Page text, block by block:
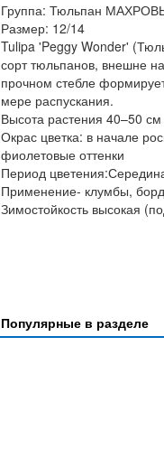
Группа: Тюльпан
Размер: 12/14
Tulipa 'Peggy Wonder'
сорт тюльпанов, внешне
прочном стебле
мере распускания.
Высота растения 40–50
Окрас цветка: в начале
фиолетовые оттенки
Период
Применение- клумбы,
Зимостойкость высокая
Популярные в разделе